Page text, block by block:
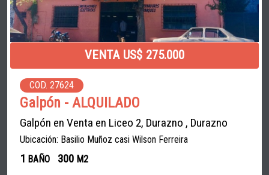
VENTA US$ 275.000
COD. 27624
Galpón - ALQUILADO
Galpón en Venta en Liceo 2, Durazno , Durazno
Ubicación: Basilio Muñoz casi Wilson Ferreira
1 BAÑO 300 M2